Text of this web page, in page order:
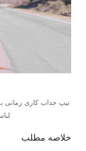
تیپ جذاب کاری زمانی
خلاصه مطلب